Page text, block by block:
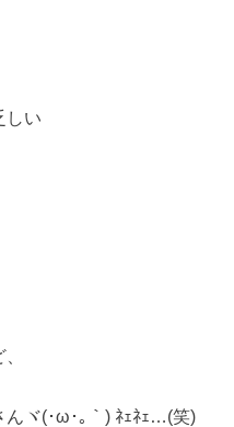
しい
ヾ(･ω･｡｀) ﾈｪﾈｪ…(笑)